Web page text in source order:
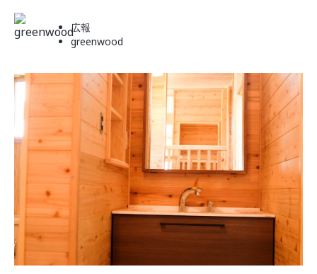
ラインナップ
WORK
モデルルーム
イベント
ABOUT
会社概要
採用情報
スタッフ紹介
お知らせ
ブログ
広報
greenwood